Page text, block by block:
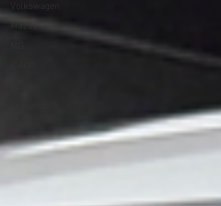
Volkswagen
Mazda